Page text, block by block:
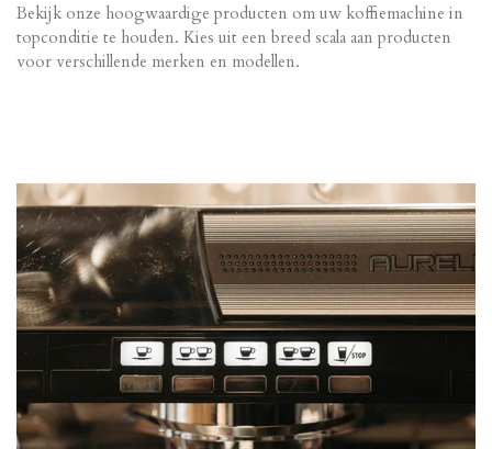
Bekijk onze hoogwaardige producten om uw koffiemachine in
topconditie te houden. Kies uit een breed scala aan producten
voor verschillende merken en modellen.